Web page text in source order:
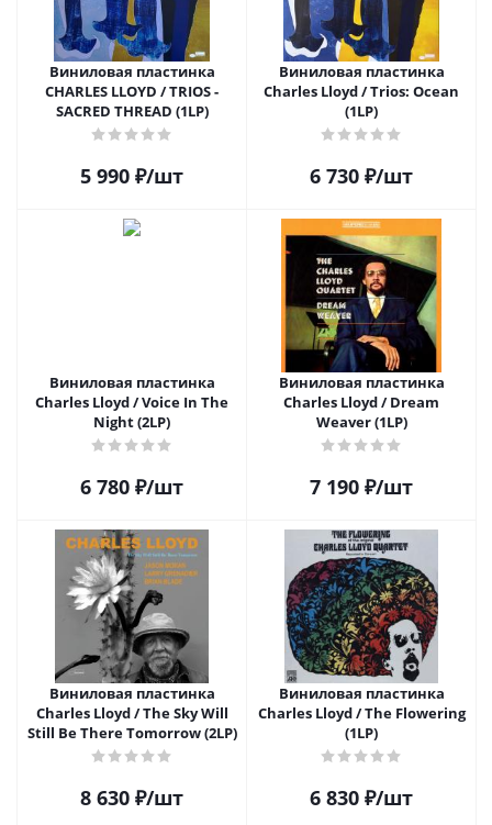
Виниловая пластинка
CHARLES LLOYD / TRIOS -
SACRED THREAD (1LP)
5 990 ₽/шт
Виниловая пластинка
Charles Lloyd / Trios: Ocean
(1LP)
6 730 ₽/шт
Виниловая пластинка
Charles Lloyd / Voice In The
Night (2LP)
6 780 ₽/шт
Виниловая пластинка
Charles Lloyd / Dream
Weaver (1LP)
7 190 ₽/шт
Виниловая пластинка
Charles Lloyd / The Sky Will
Still Be There Tomorrow (2LP)
8 630 ₽/шт
Виниловая пластинка
Charles Lloyd / The Flowering
(1LP)
6 830 ₽/шт